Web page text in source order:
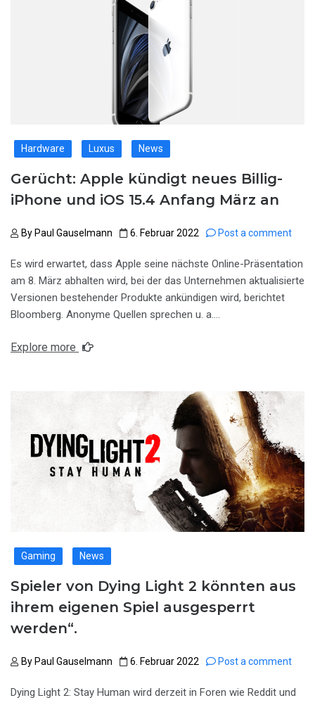
Hardware Luxus News
Gerücht: Apple kündigt neues Billig-
iPhone und iOS 15.4 Anfang März an
By Paul Gauselmann 6. Februar 2022 Post a comment
Es wird erwartet, dass Apple seine nächste Online-Präsentation
am 8. März abhalten wird, bei der das Unternehmen aktualisierte
Versionen bestehender Produkte ankündigen wird, berichtet
Bloomberg. Anonyme Quellen sprechen u. a….
Explore more
Gaming News
Spieler von Dying Light 2 könnten aus
ihrem eigenen Spiel ausgesperrt
werden“.
By Paul Gauselmann 6. Februar 2022 Post a comment
Dying Light 2: Stay Human wird derzeit in Foren wie Reddit und